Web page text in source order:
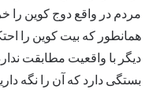
مردم در واقع دوج کوین را
همانطور که بیت کوین را
دیگر با واقعیت مطابقت
بستگی دارد که آن را نگه